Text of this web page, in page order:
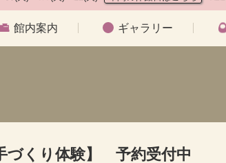
館内案内 ギャラリー
づくり体験】 予約受付中